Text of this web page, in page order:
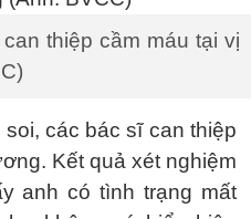
thiệp cầm máu tại vị
các bác sĩ can thiệp
Kết quả xét nghiệm
anh có tình trạng mất